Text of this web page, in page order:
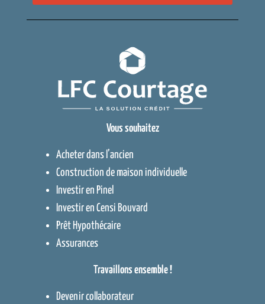
Vous souhaitez
Acheter dans l’ancien
Construction de maison individuelle
Investir en Pinel
Investir en Censi Bouvard
Prêt Hypothécaire
Assurances
Travaillons ensemble !
Devenir collaborateur